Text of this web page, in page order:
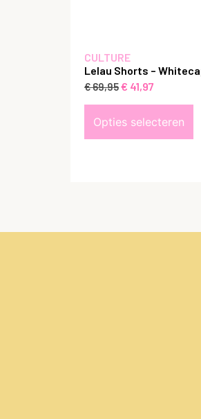
CULTURE
Lelau Shorts –
€69,95€ 41,97
Opties selecteren